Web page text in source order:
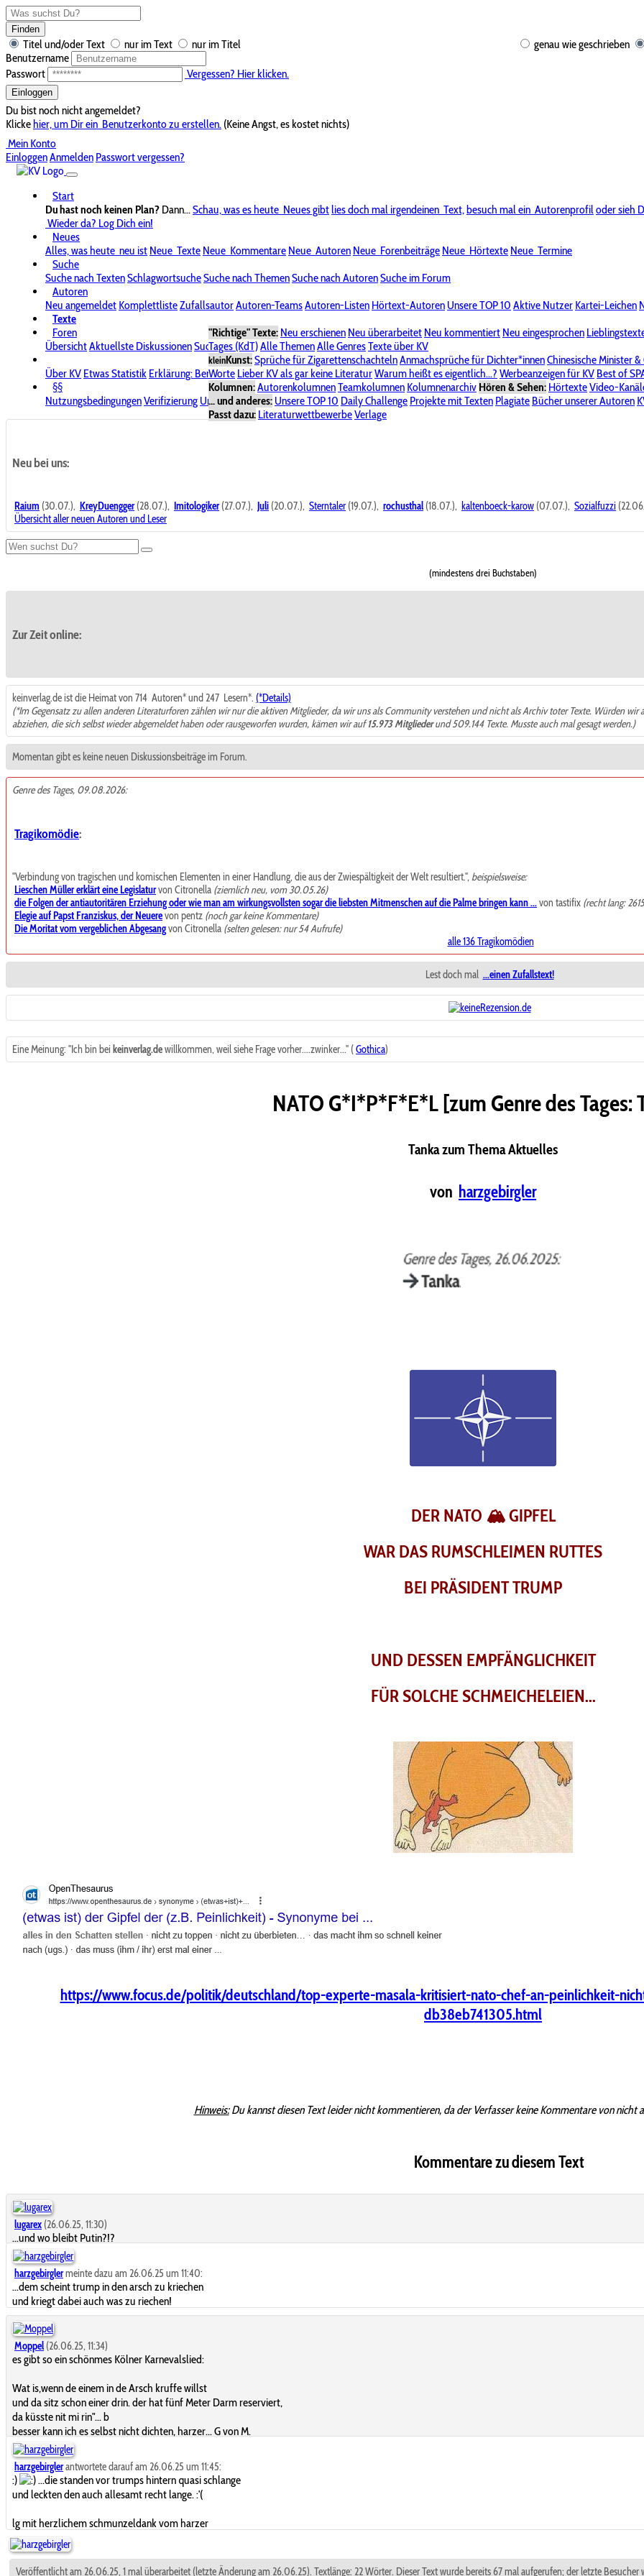
Finden
genau wie geschrieben
Titel und/oder Text nur im Text
nur im Titel
Benutzername
Passwort
Vergessen? Hier klicken.
Einloggen
Du bist noch nicht angemeldet?
Klickehier, um Dir ein Benutzerkonto zu erstellen. (Keine Angst, es kostet nichts)
Mein Konto
EinloggenAnmelden Passwort vergessen?
Start
Du hast noch keinen Plan? Dann...Schau, was es heute Neues gibtlies doch mal irgendeinen Text,besuch mal ein Autorenprofiloder sieh
Wieder da? Log Dich ein!
Neues
Alles, was heute neu ist Neue Texte Neue Kommentare Neue Autoren Neue Forenbeiträge Neue Hörtexte Neue Termine
Suche
Suche nach TextenSchlagwortsucheSuche nach ThemenSuche nach AutorenSuche im Forum
Autoren
Neu angemeldet KomplettlisteZufallsautorAutoren-TeamsAutoren-Listen Hörtext-Autoren Unsere TOP 10 Aktive Nutzer Kartei-Leichen
Texte
"Richtige" Texte: Neu erschienen Neu überarbeitet Neu kommentiert Neu eingesprochen
Tages (KdT)Alle ThemenAlle GenresTexte über KV
kleinKunst:Sprüche für ZigarettenschachtelnAnmachsprüche für Dichter*innenChinesische Minister &
Worte Lieber KV als gar keine LiteraturWarum heißt es eigentlich...? Werbeanzeigen für KV Best of
Kolumnen:AutorenkolumnenTeamkolumnen Kolumnenarchiv Hören & Sehen: HörtexteVideo-
... und anderes: Unsere TOP 10 Daily Challenge Projekte mit Texten Plagiate Bücher unserer Autoren
Passt dazu: LiteraturwettbewerbeVerlage
Foren
ÜbersichtAktuellste DiskussionenSuche im ForumBereich "KV-Board"Bereich "Literatur & Schreiberei"
Über KV Etwas Statistik Erklärung: BenutzersymboleSpende für KV Unsere SpenderlisteAlle Wege führen zu KVPasswort vergessen?
§§
NutzungsbedingungenVerifizierung UrheberrechtAvatare & BilderStalkingDatenschutzerklärungImpressum
Neu bei uns:
Raium (30.07.), KreyDuengger(28.07.), Imitologiker(27.07.), Juli (20.07.), Sterntaler (19.07.), rochusthal (18.07.), kaltenboeck-karow (07.07.), Sozialfuzzi
Übersicht aller neuen Autoren und Leser
(mindestens drei Buchstaben)
Zur Zeit online:
keinverlag.de ist die Heimat von 714 Autoren* und 247 Lesern*. (*Details)
(*Im Gegensatz zu allen anderen Literaturforen zählen wir nur die aktiven Mitglieder, da wir uns als Community verstehen und nicht als Archiv toter Texte. Würden
abziehen, die sich selbst wieder abgemeldet haben oder rausgeworfen wurden, kämen wir auf15.973 Mitgliederund 509.144 Texte. Musste auch mal gesagt werden.)
Momentan gibt es keine neuen Diskussionsbeiträge im Forum.
Genre des Tages, 09.08.2026:
Tragikomödie:
"Verbindung von tragischen und komischen Elementen in einer Handlung, die aus der Zwiespältigkeit der Welt resultiert.",beispielsweise:
Lieschen Müller erklärt eine Legislaturvon Citronella (ziemlich neu, vom 30.05.26)
die Folgen der antiautoritären Erziehung oder wie man am wirkungsvollsten sogar die liebsten Mitmenschen auf die Palme bringen kann ...von tastifix (recht lang:
Elegie auf Papst Franziskus, der Neuerevon pentz (noch gar keine Kommentare)
Die Moritat vom vergeblichen Abgesangvon Citronella (selten gelesen: nur 54 Aufrufe)
alle 136 Tragikomödien
Lest doch mal ...einen Zufallstext!
Eine Meinung: "Ich bin bei keinverlag.dewillkommen, weil siehe Frage vorher....zwinker..." (Gothica)
NATO G*I*P*F*E*L [zum Genre des Tages:
Tanka zum Thema Aktuelles
von harzgebirgler
DER NATO 🏔️GIPFEL
WAR DAS RUMSCHLEIMEN RUTTES
BEI PRÄSIDENT TRUMP
UND DESSEN EMPFÄNGLICHKEIT
FÜR SOLCHE SCHMEICHELEIEN...
https://www.focus.de/politik/deutschland/top-experte-masala-kritisiert-nato-chef-an-peinlichkeit-
db38eb741305.html
Hinweis:Du kannst diesen Text leider nicht kommentieren, da der Verfasser keine Kommentare von nicht
Kommentare zu diesem Text
lugarex (26.06.25, 11:30)
...und wo bleibt Putin?!?
harzgebirglermeinte dazu am 26.06.25 um 11:40:
...dem scheint trump in den arsch zu kriechen
und kriegt dabei auch was zu riechen!
Moppel (26.06.25, 11:34)
es gibt so ein schönmes Kölner Karnevalslied:
Wat is,wenn de einem in de Arsch kruffe willst
und da sitz schon einer drin. der hat fünf Meter Darm reserviert,
da küsste nit mi rin"... b
besser kann ich es selbst nicht dichten, harzer... G von M.
harzgebirglerantwortete darauf am 26.06.25 um 11:45:
:)
...die standen vor trumps hintern quasi schlange
und leckten den auch allesamt recht lange. :'(
lg mit herzlichem schmunzeldank vom harzer
Veröffentlicht am 26.06.25, 1 mal überarbeitet (letzte Änderung am 26.06.25). Textlänge: 22 Wörter. Dieser Text wurde bereits 67 mal aufgerufen; der letzte